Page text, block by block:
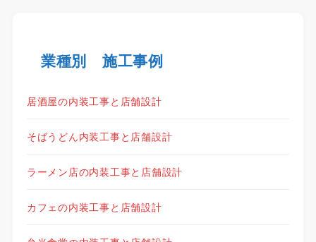
業種別 施工事例
居酒屋の内装工事と店舗設計
そばうどん内装工事と店舗設計
ラーメン店の内装工事と店舗設計
カフェの内装工事と店舗設計